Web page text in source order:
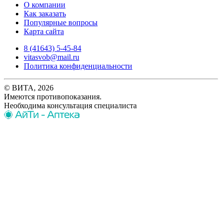
О компании
Как заказать
Популярные вопросы
Карта сайта
8 (41643) 5-45-84
vitasvob@mail.ru
Политика конфиденциальности
© ВИТА, 2026
Имеются противопоказания.
Необходима консультация специалиста